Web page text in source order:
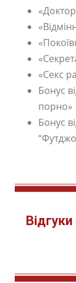
«Секс
Бонус
порно»
Бонус